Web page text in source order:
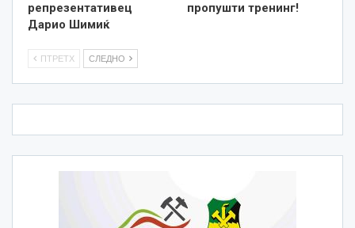
репрезентативец
Дарио Шимиќ
пропушти тренинг!
ПТРЕТХ СЛЕДНО